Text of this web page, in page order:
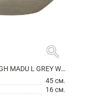
search
КАШПО ROUGH MADU L GREY WASHED
45 см.
16 см.